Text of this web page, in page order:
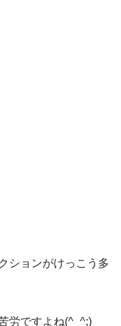
ションがけっこう多
労ですよね(^_^;)